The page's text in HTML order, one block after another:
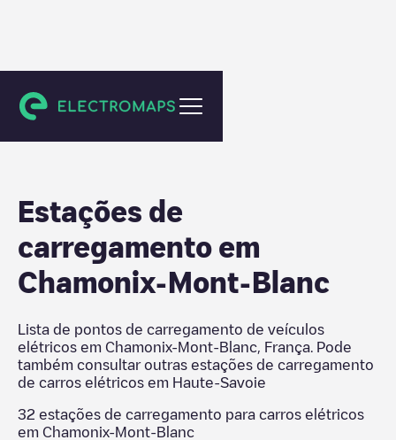
Haute-Savoie
Estações de
carregamento em
Chamonix-Mont-Blanc
Lista de pontos de carregamento de veículos
elétricos em Chamonix-Mont-Blanc França . Pode
também consultar outras estações de carregamento
de carros elétricos em Haute-Savoie
32 estações de carregamento para carros elétricos
em Chamonix-Mont-Blanc